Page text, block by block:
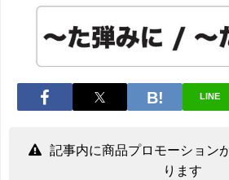
LINE
記事内に商品プロモーション
ります